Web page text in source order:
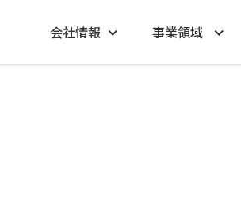
会社情報 事業領域